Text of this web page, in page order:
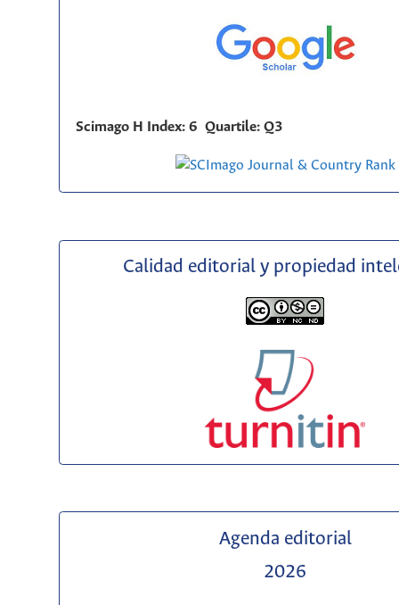
Scimago H Index: 6 Quartile: Q3
Calidad editorial y propiedad
Agenda editorial
2026